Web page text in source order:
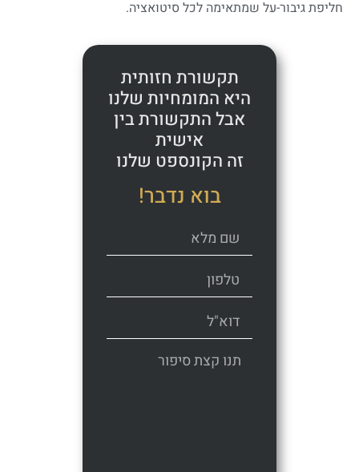
חליפת גיבור-על שמתאימה לכל סיטואציה.
תקשורת חזותית
היא המומחיות שלנו
אבל התקשורת בין
אישית
זה הקונספט שלנו
בוא נדבר!